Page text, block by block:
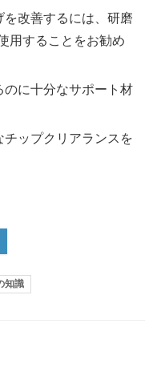
改善するには、研磨
用することをお勧め
に十分なサポート材
ップクリアランスを
知識